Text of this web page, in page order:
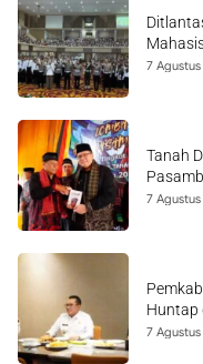
7
Tanah
7
Huntap
7